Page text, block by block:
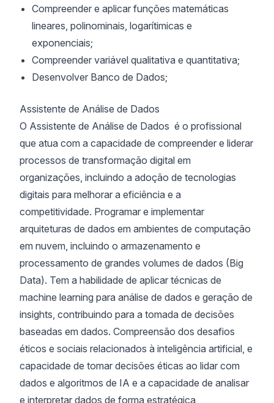
Compreender e aplicar funções matemáticas
lineares, polinominais, logarítimicas e
exponenciais;
Compreender variável qualitativa e quantitativa;
Desenvolver Banco de Dados;
Assistente de Análise de Dados
O Assistente de Análise de Dados é o profissional
que atua com a capacidade de compreender e liderar
processos de transformação digital em
organizações, incluindo a adoção de tecnologias
digitais para melhorar a eficiência e a
competitividade. Programar e implementar
arquiteturas de dados em ambientes de computação
em nuvem, incluindo o armazenamento e
processamento de grandes volumes de dados (Big
Data). Tem a habilidade de aplicar técnicas de
machine learning para análise de dados e geração de
insights, contribuindo para a tomada de decisões
baseadas em dados. Compreensão dos desafios
éticos e sociais relacionados à inteligência artificial, e
capacidade de tomar decisões éticas ao lidar com
dados e algoritmos de IA e a capacidade de analisar
e interpretar dados de forma estratégica,